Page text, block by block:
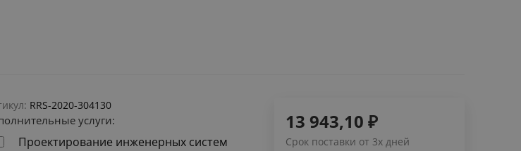
RRS-2020-304130
услуги:
Проектирование инженерных систем
13 943,10 ₽
Срок поставки от 3х дней